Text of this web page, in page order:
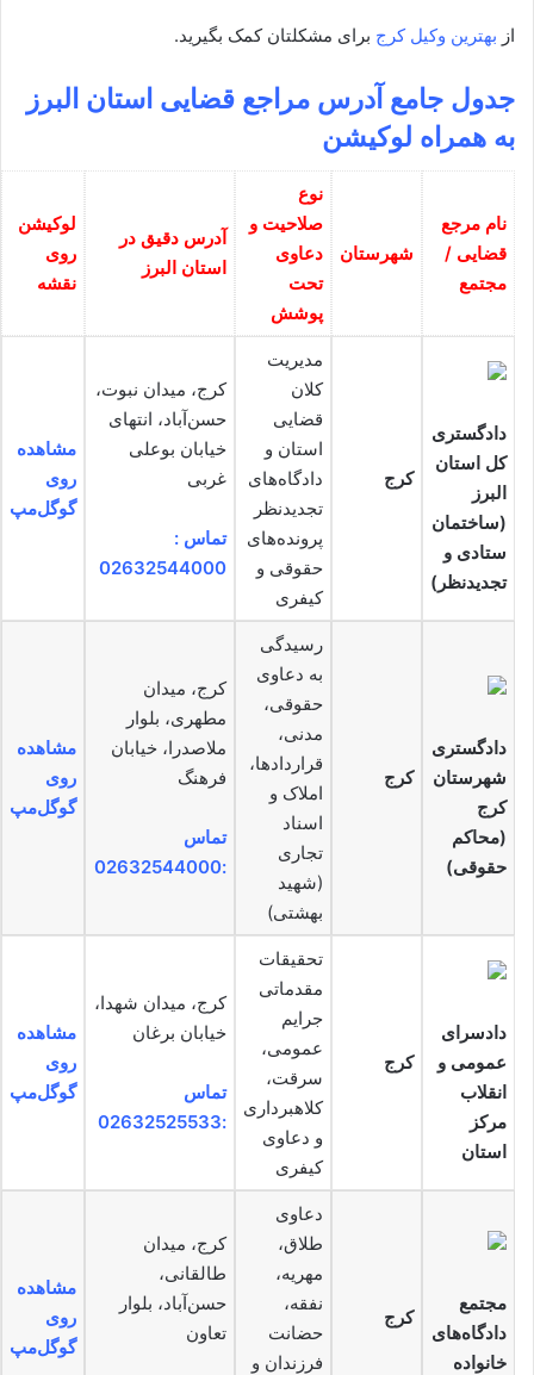
از بهترین وکیل کرج برای مشکلتان کمک بگیرید.
جدول جامع آدرس مراجع قضایی استان البرز
به همراه لوکیشن
نام مرجع
قضایی /
مجتمع
شهرستان
نوع
صلاحیت و
دعاوی
تحت
پوشش
آدرس دقیق در
استان البرز
لوکیشن
روی
نقشه
دادگستری
کل استان
البرز
(ساختمان
ستادی و
تجدیدنظر)
کرج
مدیریت
کلان
قضایی
استان و
دادگاه‌های
تجدیدنظر
پرونده‌های
حقوقی و
کیفری
کرج، میدان نبوت،
حسن‌آباد، انتهای
خیابان بوعلی
غربی
تماس :
02632544000
مشاهده
روی
گوگل‌مپ
دادگستری
شهرستان
کرج
(محاکم
حقوقی)
کرج
رسیدگی
به دعاوی
حقوقی،
مدنی،
قراردادها،
املاک و
اسناد
تجاری
(شهید
بهشتی)
کرج، میدان
مطهری، بلوار
ملاصدرا، خیابان
فرهنگ
تماس
:02632544000
مشاهده
روی
گوگل‌مپ
دادسرای
عمومی و
انقلاب
مرکز
استان
کرج
تحقیقات
مقدماتی
جرایم
عمومی،
سرقت،
کلاهبرداری
و دعاوی
کیفری
کرج، میدان شهدا،
خیابان برغان
تماس
:02632525533
مشاهده
روی
گوگل‌مپ
مجتمع
دادگاه‌های
خانواده
کرج
دعاوی
طلاق،
مهریه،
نفقه،
حضانت
فرزندان و
کرج، میدان
طالقانی،
حسن‌آباد، بلوار
تعاون
مشاهده
روی
گوگل‌مپ